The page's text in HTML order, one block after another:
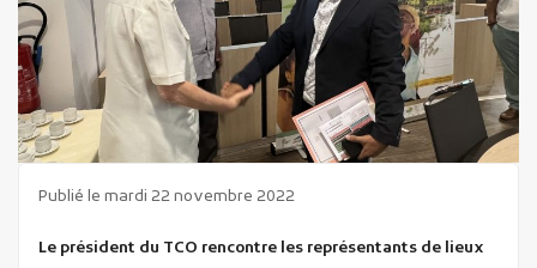
Publié le mardi 22 novembre 2022
Le président du TCO rencontre les représentants de lieux